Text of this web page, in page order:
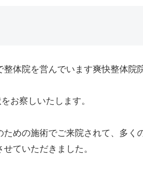
体院を営んでいます爽快整体院
お察しいたします。
めの施術でご来院されて、多く
ていただきました。